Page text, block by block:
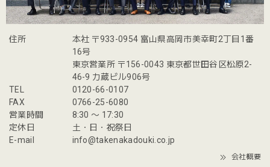
住所
本社 〒933-0954 富山県高岡市美幸町2丁目1番
16号
東京営業所 〒156-0043 東京都世田谷区松原2-
46-9 力蔵ビル906号
TEL
0120-66-0107
FAX
0766-25-6080
営業時間
8:30 〜 17:30
定休日
土・日・祝祭日
E-mail
info@takenakadouki.co.jp
会社概要